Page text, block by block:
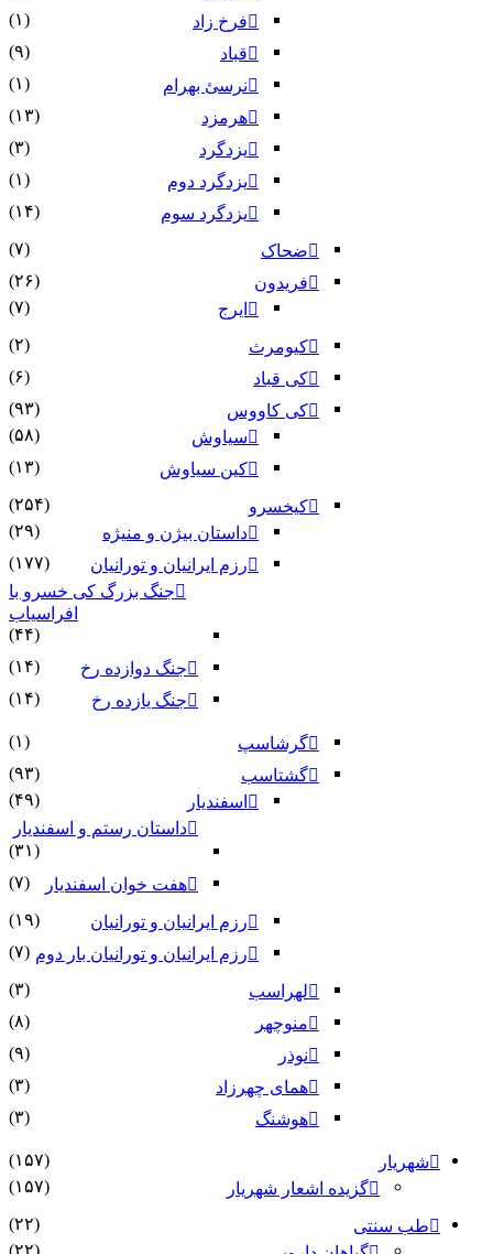
فرخ زاد
(۱)
قباد
(۹)
نرسئ بهرام‏
(۱)
هرمزد
(۱۳)
یزدگرد
(۳)
یزدگرد دوم
(۱)
یزدگرد سوم
(۱۴)
ضحاک
(۷)
فریدون
(۲۶)
ایرج
(۷)
کیومرث
(۲)
کی قباد
(۶)
کی کاووس
(۹۳)
سیاوش
(۵۸)
کین سیاوش
(۱۳)
کیخسرو
(۲۵۴)
داستان بیژن و منیژه
(۲۹)
رزم ایرانیان و تورانیان
(۱۷۷)
جنگ بزرگ کی خسرو با
افراسیاب
(۴۴)
جنگ دوازده رخ
(۱۴)
جنگ یازده رخ
(۱۴)
گرشاسپ
(۱)
گشتاسب
(۹۳)
اسفندیار
(۴۹)
داستان رستم و اسفندیار
(۳۱)
هفت خوان اسفندیار
(۷)
رزم ایرانیان و تورانیان
(۱۹)
رزم ایرانیان و تورانیان بار دوم (۷)
لهراسب
(۳)
منوچهر
(۸)
نوذر
(۹)
هماى چهرزاد
(۳)
هوشنگ
(۳)
شهریار
(۱۵۷)
گزیده اشعار شهریار
(۱۵۷)
طب سنتی
(۲۲)
(۲۲)